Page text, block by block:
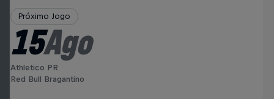
Próximo Jogo
15Ago
Athletico PR
Red Bull Bragantino